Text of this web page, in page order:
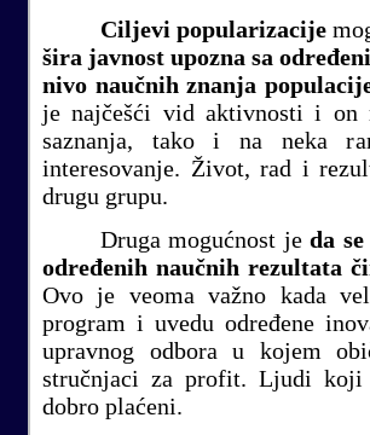
Ciljevi popularizacije
šira javnost upozna sa
nivo naučnih znanja
je najčešći vid aktivnosti i on
saznanja, tako i na neka
interesovanje. Život, rad i
drugu grupu.
Druga mogućnost jeda
određenih naučnih rezultata
Ovo je veoma važno kada
program i uvedu određene
upravnog odbora u kojem
stručnjaci za profit. Ljudi koji
dobro plaćeni.